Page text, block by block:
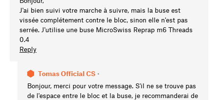
J'ai bien suivi votre marche à suivre, mais la buse est
vissée complétement contre le bloc, sinon elle n'est pas
serrée. J'utilise une buse MicroSwiss Reprap m6 Threads
0.4
Reply
Tomas Official CS •
Bonjour, merci pour votre message. S'il ne se trouve pas
de l'espace entre le bloc et la buse, je recommanderai de